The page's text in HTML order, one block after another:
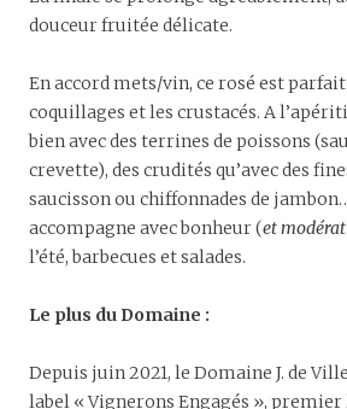
douceur fruitée délicate.
En accord mets/vin, ce rosé est parfait
coquillages et les crustacés. A
bien avec des terrines de poissons
crevette), des crudités qu’avec des
saucisson ou chiffonnades de
accompagne avec bonheur (et
l’été, barbecues et salades.
Le plus du Domaine :
Depuis juin 2021, le Domaine J. de
label « Vignerons Engagés », premier